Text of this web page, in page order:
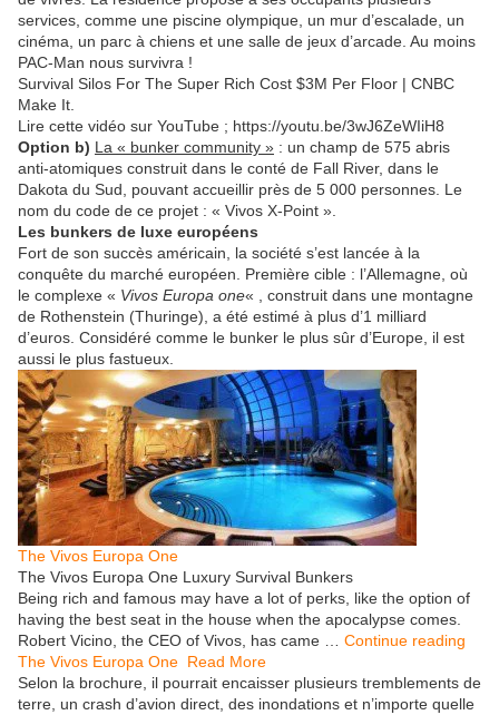
services, comme une piscine olympique, un mur d’escalade, un
cinéma, un parc à chiens et une salle de jeux d’arcade. Au moins
PAC-Man nous survivra !
Survival Silos For The Super Rich Cost $3M Per Floor | CNBC
Make It.
Lire cette vidéo sur YouTube ; https://youtu.be/3wJ6ZeWIiH8
Option b) La « bunker community » : un champ de 575 abris
anti-atomiques construit dans le conté de Fall River, dans le
Dakota du Sud, pouvant accueillir près de 5 000 personnes. Le
nom du code de ce projet : « Vivos X-Point ».
Les bunkers de luxe européens
Fort de son succès américain, la société s’est lancée à la
conquête du marché européen. Première cible : l’Allemagne, où
le complexe « Vivos Europa one« , construit dans une montagne
de Rothenstein (Thuringe), a été estimé à plus d’1 milliard
d’euros. Considéré comme le bunker le plus sûr d’Europe, il est
aussi le plus fastueux.
The Vivos Europa One
The Vivos Europa One Luxury Survival Bunkers
Being rich and famous may have a lot of perks, like the option of
having the best seat in the house when the apocalypse comes.
Robert Vicino, the CEO of Vivos, has came … Continue reading
The Vivos Europa One Read More
Selon la brochure, il pourrait encaisser plusieurs tremblements de
terre, un crash d’avion direct, des inondations et n’importe quelle